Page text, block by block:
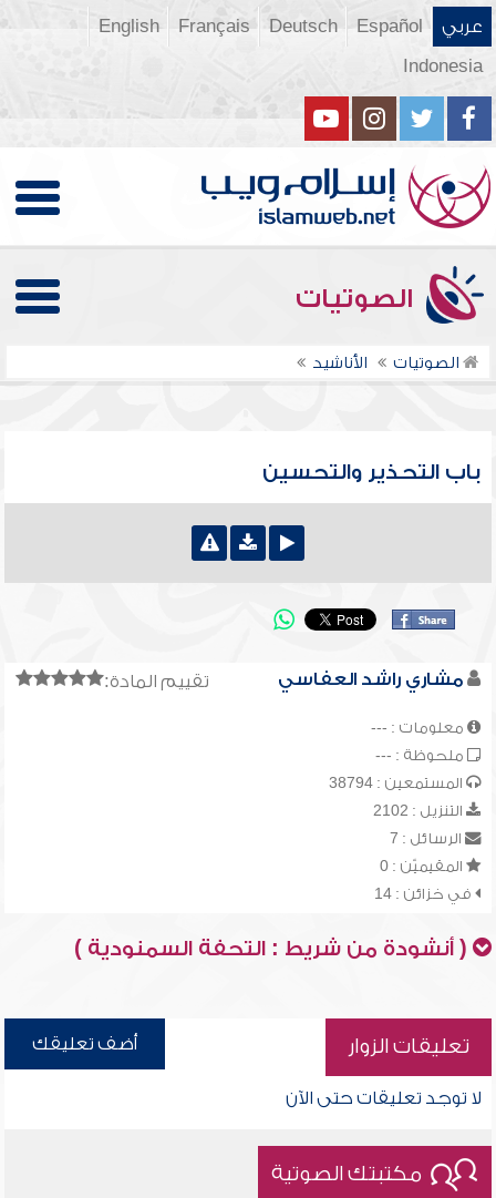
عربي Español
Deutsch
Français
English
Indonesia
الصوتيات
الصوتيات الأناشيد
باب التحذير والتحسين
تقييم المادة: مشاري راشد العفاسي
معلومات : ---
ملحوظة : ---
المستمعين : 38794
التنزيل : 2102
الرسائل : 7
المقيميّن : 0
في خزائن : 14
( أنشودة من شريط : التحفة السمنودية )
تعليقات الزوار أضف تعليقك
لا توجد تعليقات حتى الآن
مكتبتك الصوتية